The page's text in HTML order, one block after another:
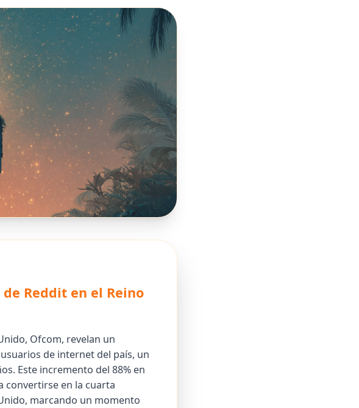
Reddit en el Reino
Ofcom, revelan un
de internet del país, un
Este incremento del 88% en
convertirse en la cuarta
marcando un momento